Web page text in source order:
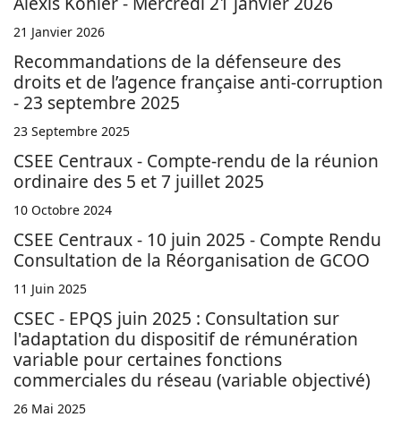
21 Janvier 2026
Recommandations de la défenseure des
droits et de l’agence française anti-corruption
- 23 septembre 2025
23 Septembre 2025
CSEE Centraux - Compte-rendu de la réunion
ordinaire des 5 et 7 juillet 2025
10 Octobre 2024
CSEE Centraux - 10 juin 2025 - Compte Rendu
Consultation de la Réorganisation de GCOO
11 Juin 2025
CSEC - EPQS juin 2025 : Consultation sur
l'adaptation du dispositif de rémunération
variable pour certaines fonctions
commerciales du réseau (variable objectivé)
26 Mai 2025